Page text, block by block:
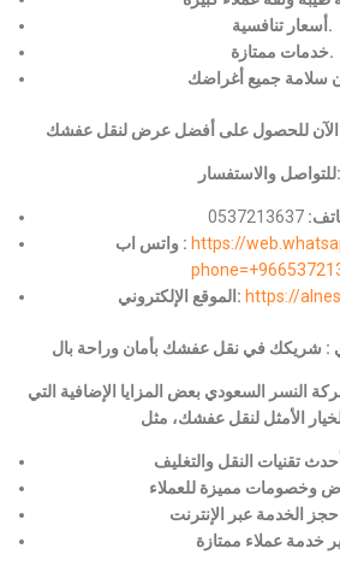
أسعار تنافسية.
خدمات ممتازة.
للتواصل والاستفسار:
0537213637
واتس اب : https://
الموقع الإلكتروني: https://
النسر السعودي بعض المزايا الإضافية التي